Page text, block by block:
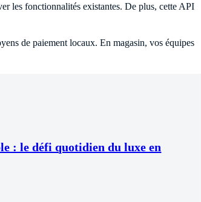
les fonctionnalités existantes. De plus, cette API
de paiement locaux. En magasin, vos équipes
: le défi quotidien du luxe en